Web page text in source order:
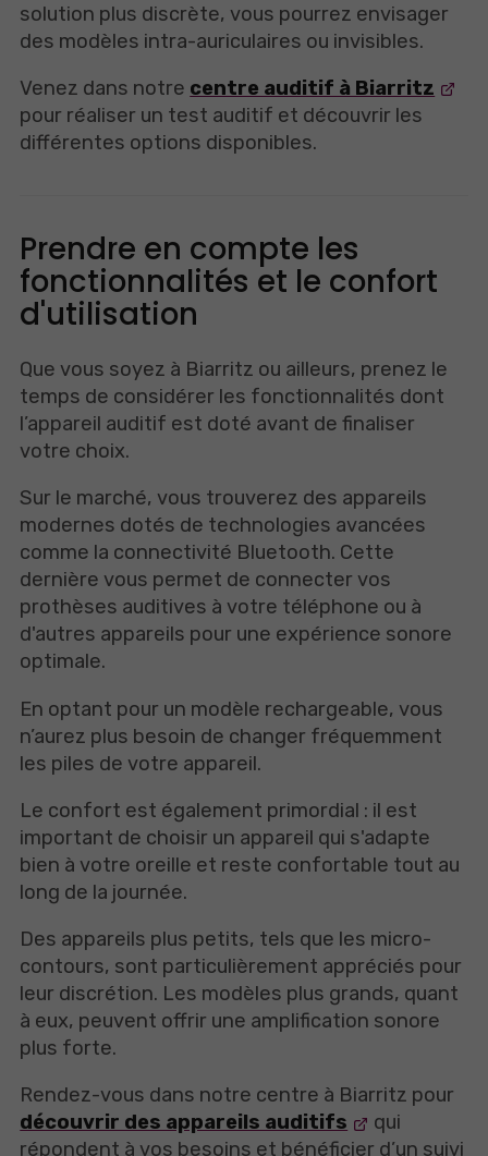
solution plus discrète, vous pourrez envisager
des modèles intra-auriculaires ou invisibles.
Venez dans notre centre auditif à Biarritz
pour réaliser un test auditif et découvrir les
différentes options disponibles.
Prendre en compte les
fonctionnalités et le confort
d'utilisation
Que vous soyez à Biarritz ou ailleurs, prenez le
temps de considérer les fonctionnalités dont
l’appareil auditif est doté avant de finaliser
votre choix.
Sur le marché, vous trouverez des appareils
modernes dotés de technologies avancées
comme la connectivité Bluetooth. Cette
dernière vous permet de connecter vos
prothèses auditives à votre téléphone ou à
d'autres appareils pour une expérience sonore
optimale.
En optant pour un modèle rechargeable, vous
n’aurez plus besoin de changer fréquemment
les piles de votre appareil.
Le confort est également primordial : il est
important de choisir un appareil qui s'adapte
bien à votre oreille et reste confortable tout au
long de la journée.
Des appareils plus petits, tels que les micro-
contours, sont particulièrement appréciés pour
leur discrétion. Les modèles plus grands, quant
à eux, peuvent offrir une amplification sonore
plus forte.
Rendez-vous dans notre centre à Biarritz pour
découvrir des appareils auditifs
qui
répondent à vos besoins et bénéficier d’un suivi